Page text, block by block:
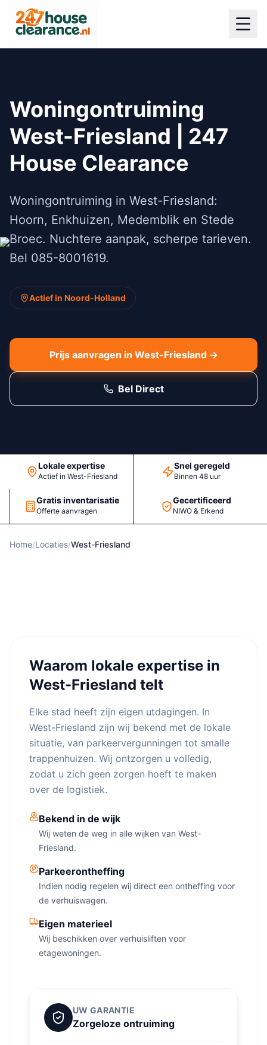
Woningontruiming
West-Friesland | 247
House Clearance
Woningontruiming in West-Friesland:
Hoorn, Enkhuizen, Medemblik en Stede
Broec. Nuchtere aanpak, scherpe tarieven.
Bel 085-8001619.
Actief in Noord-Holland
Prijs aanvragen in West-Friesland →
Bel Direct
Lokale expertise
Actief in West-Friesland
Snel geregeld
Binnen 48 uur
Gratis inventarisatie
Offerte aanvragen
Gecertificeerd
NIWO & Erkend
Home/Locaties/West-Friesland
Waarom lokale expertise in
West-Friesland telt
Elke stad heeft zijn eigen utdagingen. In
West-Friesland zijn wij bekend met de lokale
situatie, van parkeervergunningen tot smalle
trappenhuizen. Wij ontzorgen u volledig,
zodat u zich geen zorgen hoeft te maken
over de logistiek.
Bekend in de wijk
Wij weten de weg in alle wijken van West-
Friesland.
Parkeerontheffing
Indien nodig regelen wij direct een ontheffing voor
de verhuiswagen.
Eigen materieel
Wij beschikken over verhuisliften voor
etagewoningen.
UW GARANTIE
Zorgeloze ontruiming